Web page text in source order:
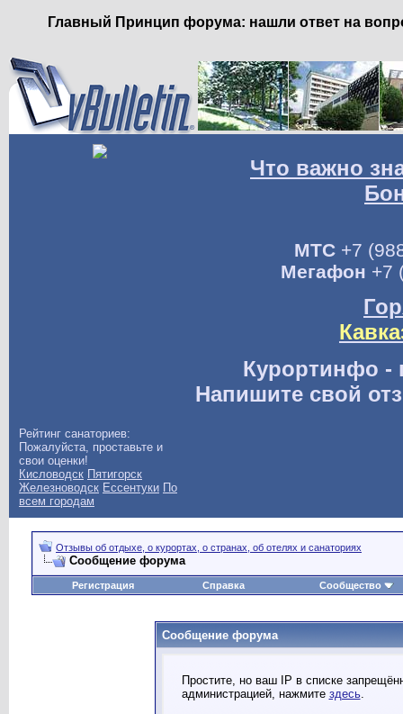
Главный Принцип форума: нашли ответ на
Что важно
МТС+7
Мегафон +7
Курортинфо -
Напишите свой
Рейтинг санаториев:
Пожалуйста, проставьте и
свои оценки!
Кисловодск Пятигорск
Железноводск Ессентуки По
всем городам
Отзывы об отдыхе, о курортах, о странах, об отелях и санаториях
Сообщение форума
Регистрация Справка Сообщество
Сообщение форума
Простите, но ваш IP в списке
администрацией, нажмите здесь.